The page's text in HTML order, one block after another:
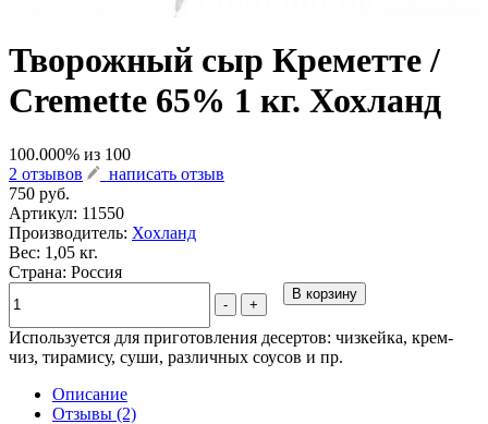
Творожный сыр Креметте /
Cremette 65% 1 кг. Хохланд
100.000% из 100
2 отзывов
написать отзыв
750 руб.
Артикул: 11550
Производитель: Хохланд
Вес: 1,05 кг.
Страна: Россия
- +
В корзину
Используется для приготовления десертов: чизкейка, крем-
чиз, тирамису, суши, различных соусов и пр.
Описание
Отзывы (2)